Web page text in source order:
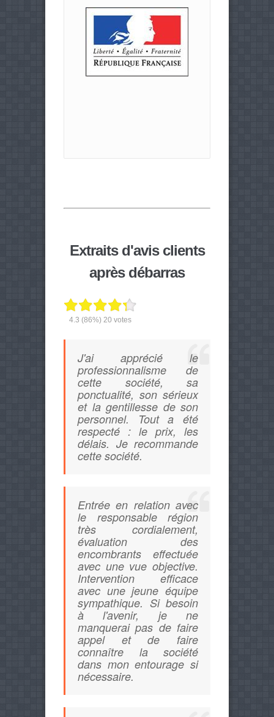
Extraits d'avis clients
après débarras
4.3 (86%) 20 votes
J'ai apprécié le
professionnalisme de
cette société, sa
ponctualité, son sérieux
et la gentillesse de son
personnel. Tout a été
respecté : le prix, les
délais. Je recommande
cette société.
Entrée en relation avec
le responsable région
très cordialement,
évaluation des
encombrants effectuée
avec une vue objective.
Intervention efficace
avec une jeune équipe
sympathique. Si besoin
à l'avenir, je ne
manquerai pas de faire
appel et de faire
connaître la société
dans mon entourage si
nécessaire.